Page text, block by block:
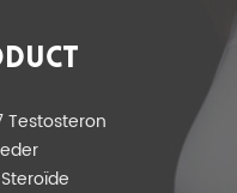
Testosteron